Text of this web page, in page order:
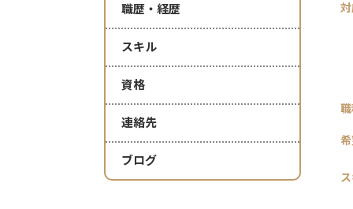
職歴・経歴
スキル
資格
連絡先
ブログ